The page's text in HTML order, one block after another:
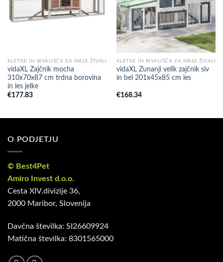
KLETKE IN BIVALIŠČA ZA MALE ŽIVALI
vidaXL Zajčnik mocha
310x70x87 cm trdna borovina
in les jelke
€177.83
KLETKE IN BIVALIŠČA ZA MALE ŽIVALI
vidaXL Zunanji velik zajčnik siv
in bel 201x45x85 cm les
€168.34
O PODJETJU
© Best4Pet
Amiro Invest d.o.o.
Cesta XIV.divizije 36,
2000 Maribor, Slovenija
Davčna številka: SI26609924
Matična številka: 8301565000